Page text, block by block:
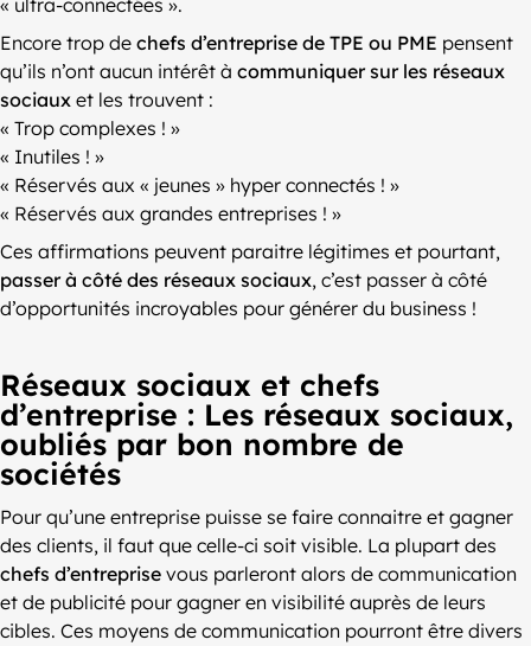
Encore trop de chefs d’entreprise de TPE ou PME pensent
qu’ils n’ont aucun intérêt à communiquer sur les réseaux
sociaux et les trouvent :
« Trop complexes ! »
« Inutiles ! »
« Réservés aux « jeunes » hyper connectés ! »
« Réservés aux grandes entreprises ! »
Ces affirmations peuvent paraitre légitimes et pourtant,
passer à côté des réseaux sociaux, c’est passer à côté
d’opportunités incroyables pour générer du business !
Réseaux sociaux et chefs
d’entreprise : Les réseaux sociaux,
oubliés par bon nombre de
sociétés
Pour qu’une entreprise puisse se faire connaitre et gagner
des clients, il faut que celle-ci soit visible. La plupart des
chefs d’entreprise vous parleront alors de communication
et de publicité pour gagner en visibilité auprès de leurs
cibles. Ces moyens de communication pourront être divers